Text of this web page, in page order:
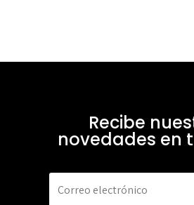
Recibe
novedades en